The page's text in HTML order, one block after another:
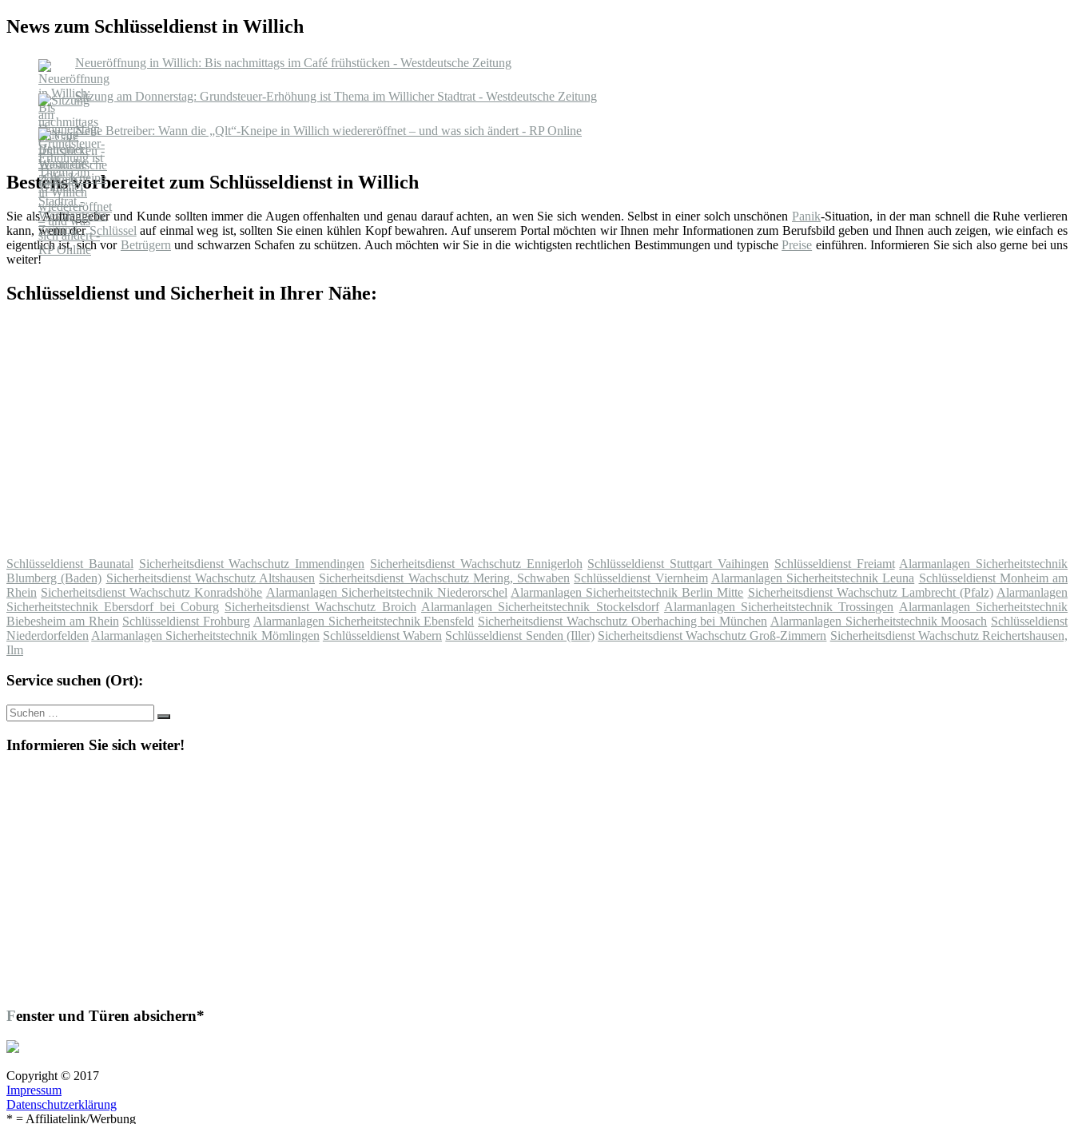
News zum Schlüsseldienst in Willich
Neueröffnung in Willich: Bis nachmittags im Café frühstücken - Westdeutsche Zeitung
Sitzung am Donnerstag: Grundsteuer-Erhöhung ist Thema im Willicher Stadtrat - Westdeutsche Zeitung
Neue Betreiber: Wann die „Qlt“-Kneipe in Willich wiedereröffnet – und was sich ändert - RP Online
Bestens vorbereitet zum Schlüsseldienst in Willich
Sie als Auftraggeber und Kunde sollten immer die Augen offenhalten und genau darauf achten, an wen Sie sich wenden. Selbst in einer solch unschönenPanik-Situation, in der man schnell die Ruhe verlieren
kann, wenn derSchlüssel auf einmal weg ist, sollten Sie einen kühlen Kopf bewahren. Auf unserem Portal möchten wir Ihnen mehr Informationen zum Berufsbild geben und Ihnen auch zeigen, wie einfach es
eigentlich ist, sich vor Betrügern und schwarzen Schafen zu schützen. Auch möchten wir Sie in die wichtigsten rechtlichen Bestimmungen und typischePreise einführen. Informieren Sie sich also gerne bei uns
weiter!
Schlüsseldienst und Sicherheit in Ihrer Nähe:
Schlüsseldienst Baunatal Sicherheitsdienst Wachschutz Immendingen Sicherheitsdienst Wachschutz Ennigerloh Schlüsseldienst Stuttgart Vaihingen Schlüsseldienst Freiamt Alarmanlagen Sicherheitstechnik
Blumberg (Baden) Sicherheitsdienst Wachschutz Altshausen Sicherheitsdienst Wachschutz Mering, Schwaben Schlüsseldienst Viernheim Alarmanlagen Sicherheitstechnik Leuna Schlüsseldienst Monheim am
Rhein Sicherheitsdienst Wachschutz Konradshöhe Alarmanlagen Sicherheitstechnik Niederorschel Alarmanlagen Sicherheitstechnik Berlin Mitte Sicherheitsdienst Wachschutz Lambrecht (Pfalz) Alarmanlagen
Sicherheitstechnik Ebersdorf bei Coburg Sicherheitsdienst Wachschutz Broich Alarmanlagen Sicherheitstechnik Stockelsdorf Alarmanlagen Sicherheitstechnik Trossingen Alarmanlagen Sicherheitstechnik
Biebesheim am Rhein Schlüsseldienst Frohburg Alarmanlagen Sicherheitstechnik Ebensfeld Sicherheitsdienst Wachschutz Oberhaching bei München Alarmanlagen Sicherheitstechnik Moosach Schlüsseldienst
Niederdorfelden Alarmanlagen Sicherheitstechnik Mömlingen Schlüsseldienst Wabern Schlüsseldienst Senden (Iller) Sicherheitsdienst Wachschutz Groß-Zimmern Sicherheitsdienst Wachschutz Reichertshausen,
Ilm
Service suchen (Ort):
Suche
nach:
Suchen
Informieren Sie sich weiter!
Fenster und Türen absichern*
Copyright © 2017
Impressum
Datenschutzerklärung
* = Affiliatelink/Werbung